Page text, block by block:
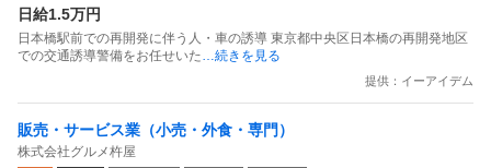
日給1.5万円
日本橋駅前での再開発に伴う人・車の誘導 東京都中央区日本橋の再開発地区
での交通誘導警備をお任せいた …続きを見る
提供：イーアイデム
販売・サービス業（小売・外食・専門）
株式会社グルメ杵屋